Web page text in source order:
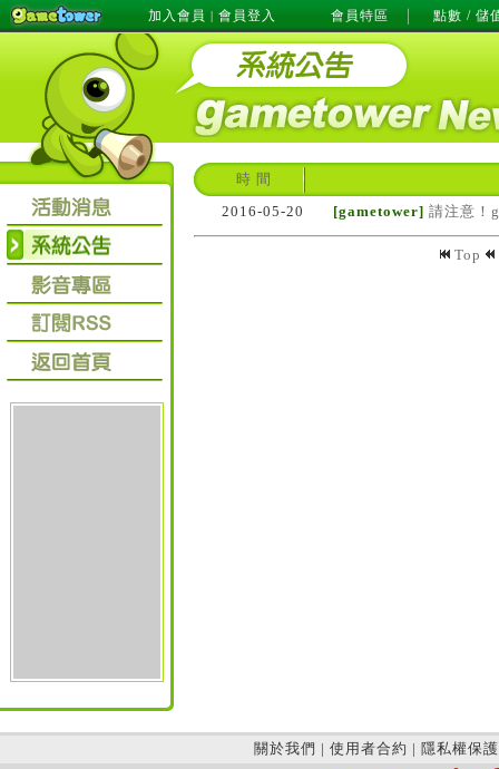
加入會員 | 會員登入 會員特區 點數 / 儲
時 間
2016-05-20
[gametower] 請注意！
Top
關於我們 | 使用者合約 | 隱私權保護